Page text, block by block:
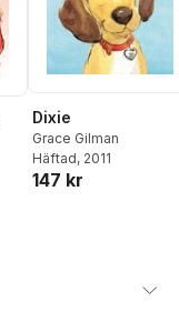
Dixie
Grace Gilman
Häftad, 2011
147 kr